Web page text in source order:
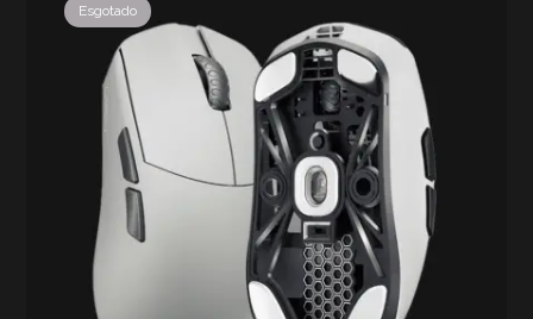
Esgotado